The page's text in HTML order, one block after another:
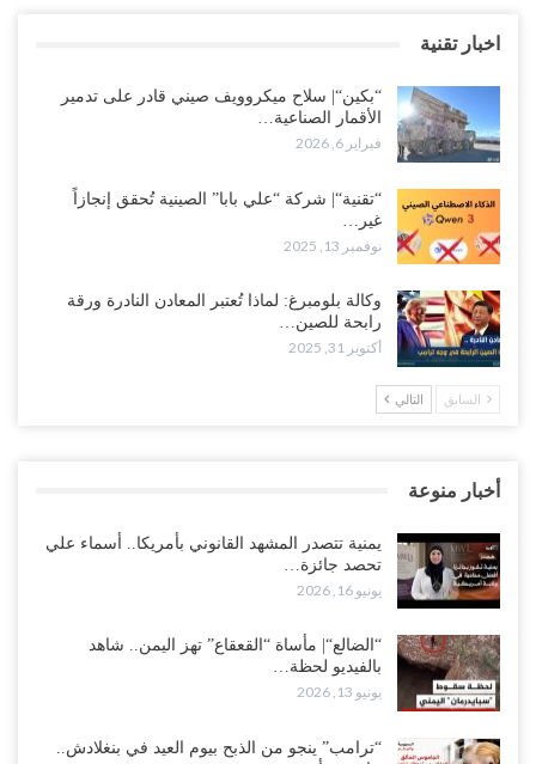
اخبار تقنية
“بكين“| سلاح ميكروويف صيني قادر على تدمير
الأقمار الصناعية…
فبراير 6, 2026
“تقنية“| شركة “علي بابا” الصينية تُحقق إنجازاً
غير…
نوفمبر 13, 2025
وكالة بلومبرغ: لماذا تُعتبر المعادن النادرة ورقة
رابحة للصين…
أكتوبر 31, 2025
السابق التالي
أخبار منوعة
يمنية تتصدر المشهد القانوني بأمريكا.. أسماء علي
تحصد جائزة…
يونيو 16, 2026
“الضالع“| مأساة “القعقاع” تهز اليمن.. شاهد
بالفيديو لحظة…
يونيو 13, 2026
“ترامب” ينجو من الذبح بيوم العيد في بنغلادش..